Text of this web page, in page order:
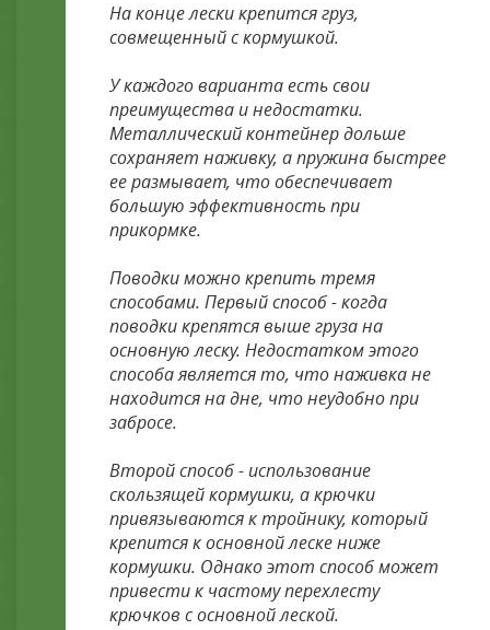
На конце лески крепится груз,
совмещенный с кормушкой.
У каждого варианта есть свои
преимущества и недостатки.
Металлический контейнер дольше
сохраняет наживку, а пружина быстрее
ее размывает, что обеспечивает
большую эффективность при
прикормке.
Поводки можно крепить тремя
способами. Первый способ - когда
поводки крепятся выше груза на
основную леску. Недостатком этого
способа является то, что наживка не
находится на дне, что неудобно при
забросе.
Второй способ - использование
скользящей кормушки, а крючки
привязываются к тройнику, который
крепится к основной леске ниже
кормушки. Однако этот способ может
привести к частому перехлесту
крючков с основной леской.